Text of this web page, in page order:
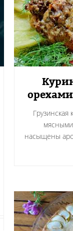
Грузинская
насыщены